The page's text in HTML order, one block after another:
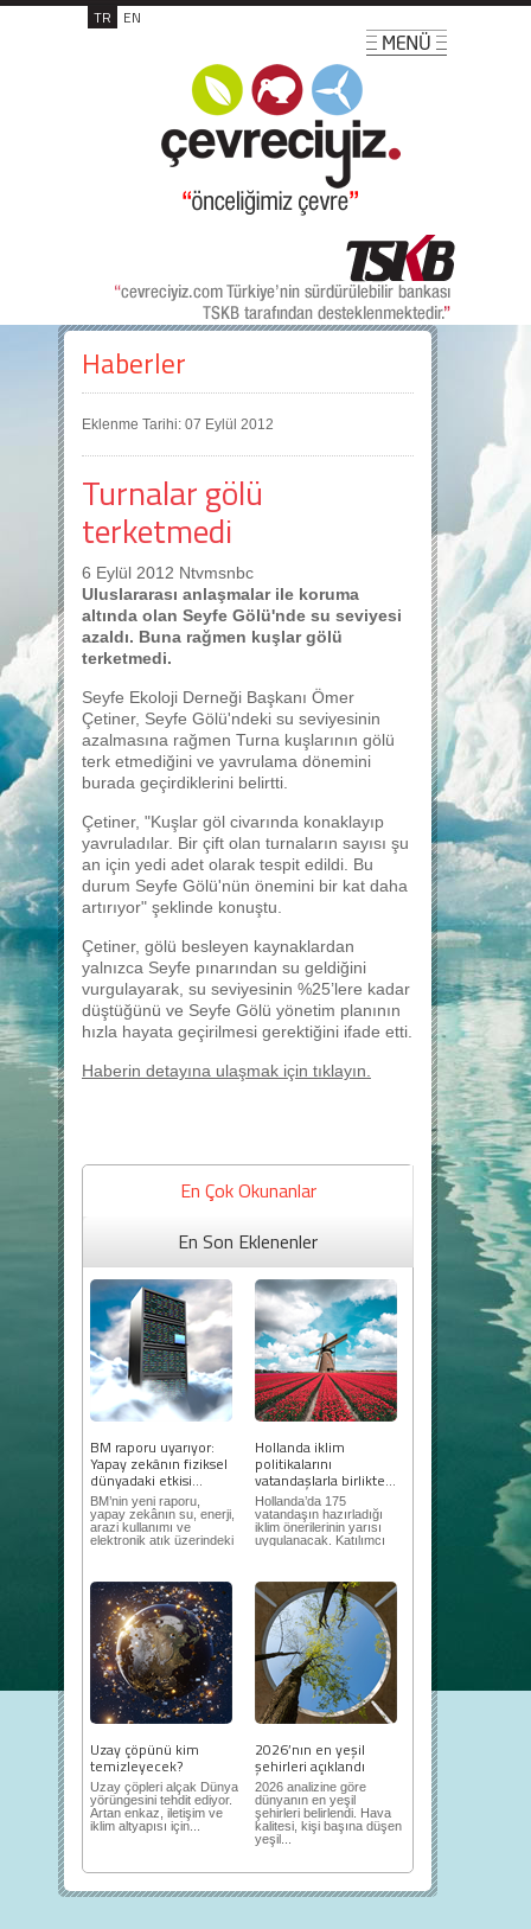
TR EN
Haberler
Eklenme Tarihi: 07 Eylül 2012
Turnalar gölü
terketmedi
6 Eylül 2012 Ntvmsnbc
Uluslararası anlaşmalar ile koruma
altında olan Seyfe Gölü'nde su seviyesi
azaldı. Buna rağmen kuşlar gölü
terketmedi.
Seyfe Ekoloji Derneği Başkanı Ömer
Çetiner, Seyfe Gölü'ndeki su seviyesinin
azalmasına rağmen Turna kuşlarının gölü
terk etmediğini ve yavrulama dönemini
burada geçirdiklerini belirtti.
Çetiner, "Kuşlar göl civarında konaklayıp
yavruladılar. Bir çift olan turnaların sayısı şu
an için yedi adet olarak tespit edildi. Bu
durum Seyfe Gölü'nün önemini bir kat daha
artırıyor" şeklinde konuştu.
Çetiner, gölü besleyen kaynaklardan
yalnızca Seyfe pınarından su geldiğini
vurgulayarak, su seviyesinin %25’lere kadar
düştüğünü ve Seyfe Gölü yönetim planının
hızla hayata geçirilmesi gerektiğini ifade etti.
Haberin detayına ulaşmak için tıklayın.
En Çok Okunanlar
En Son Eklenenler
BM raporu uyarıyor:
Yapay zekânın fiziksel
dünyadaki etkisi...
BM’nin yeni raporu,
yapay zekânın su, enerji,
arazi kullanımı ve
elektronik atık üzerindeki
Hollanda iklim
politikalarını
vatandaşlarla birlikte...
Hollanda’da 175
vatandaşın hazırladığı
iklim önerilerinin yarısı
uygulanacak. Katılımcı
Uzay çöpünü kim
temizleyecek?
Uzay çöpleri alçak Dünya
yörüngesini tehdit ediyor.
Artan enkaz, iletişim ve
iklim altyapısı için...
2026’nın en yeşil
şehirleri açıklandı
2026 analizine göre
dünyanın en yeşil
şehirleri belirlendi. Hava
kalitesi, kişi başına düşen
yeşil...